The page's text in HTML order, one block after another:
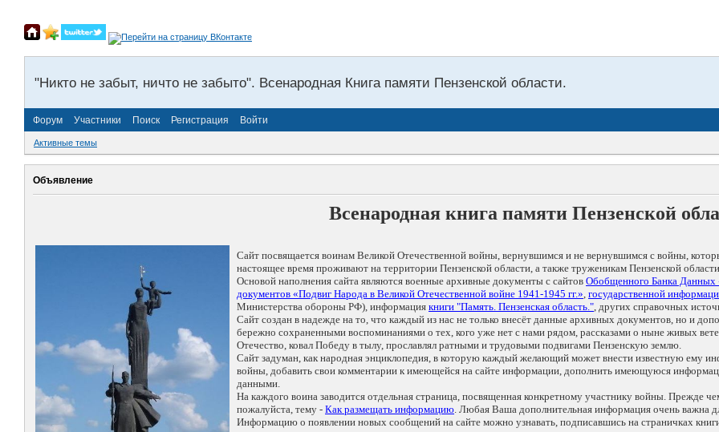
"Никто не забыт, ничто не забыто". Всенародная Книга памяти Пензенской области.
Форум Участники Поиск Регистрация Войти
Активные темы
Объявление
Всенародная книга памяти Пензенской
Сайт посвящается воинам Великой Отечественной войны, вернувшимся и не вернувшимся с войны,
настоящее время проживают на территории Пензенской области, а также труженикам Пензенской
Основой наполнения сайта являются военные архивные документы с сайтов Обобщенного Банка
документов «Подвиг Народа в Великой Отечественной войне 1941-1945 гг.», государственной
Министерства обороны РФ), информация книги "Память. Пензенская область.", других справочных
Сайт создан в надежде на то, что каждый из нас не только внесёт данные архивных документов, но и
бережно сохраненными воспоминаниями о тех, кого уже нет с нами рядом, рассказами о ныне живых
Отечество, ковал Победу в тылу, прославлял ратными и трудовыми подвигами Пензенскую землю.
Сайт задуман, как народная энциклопедия, в которую каждый желающий может внести известную ему
войны, добавить свои комментарии к имеющейся на сайте информации, дополнить имеющуюся
данными.
На каждого воина заводится отдельная страница, посвященная конкретному участнику войны. Прежде
пожалуйста, тему - Как размещать информацию. Любая Ваша дополнительная информация очень важна
Информацию о появлении новых сообщений на сайте можно узнавать, подписавшись на страничках